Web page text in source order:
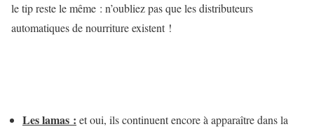
le tip reste le même : n’oubliez pas que les distributeurs
automatiques de nourriture existent !
Les lamas : et oui, ils continuent encore à apparaître dans la